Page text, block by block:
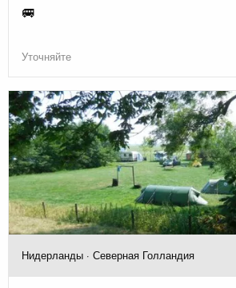
🚐
Уточняйте
Нидерланды · Северная Голландия